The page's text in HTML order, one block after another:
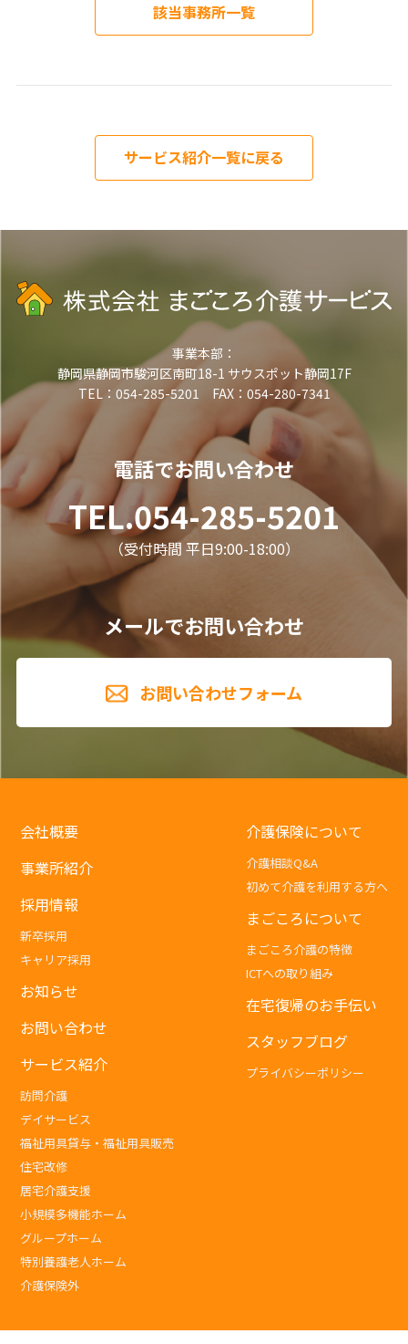
該当事務所一覧
サービス紹介一覧に戻る
事業本部：
静岡県静岡市駿河区南町18-1 サウスポット静岡17F
TEL：054-285-5201 FAX：054-280-7341
電話でお問い合わせ
TEL.054-285-5201
（受付時間 平日9:00-18:00）
メールでお問い合わせ
お問い合わせフォーム
会社概要
事業所紹介
採用情報
新卒採用
キャリア採用
お知らせ
お問い合わせ
サービス紹介
訪問介護
デイサービス
福祉用具貸与・福祉用具販売
住宅改修
居宅介護支援
小規模多機能ホーム
グループホーム
特別養護老人ホーム
介護保険外
介護保険について
介護相談Q&A
初めて介護を利用する方へ
まごころについて
まごころ介護の特徴
ICTへの取り組み
在宅復帰のお手伝い
スタッフブログ
プライバシーポリシー